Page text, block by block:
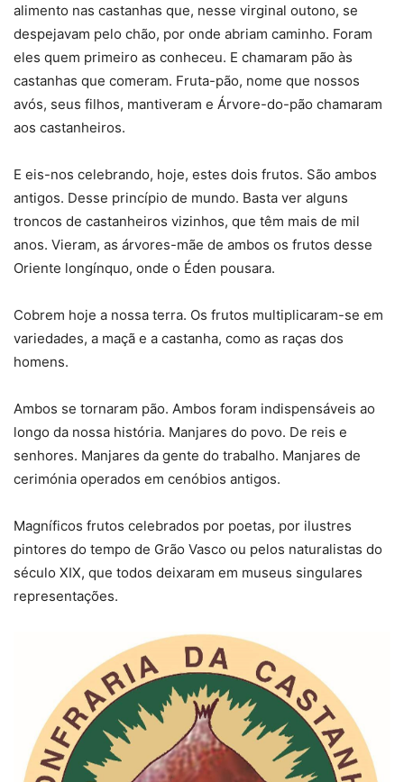
alimento nas castanhas que, nesse virginal outono, se
despejavam pelo chão, por onde abriam caminho. Foram
eles quem primeiro as conheceu. E chamaram pão às
castanhas que comeram. Fruta-pão, nome que nossos
avós, seus filhos, mantiveram e Árvore-do-pão chamaram
aos castanheiros.
E eis-nos celebrando, hoje, estes dois frutos. São ambos
antigos. Desse princípio de mundo. Basta ver alguns
troncos de castanheiros vizinhos, que têm mais de mil
anos. Vieram, as árvores-mãe de ambos os frutos desse
Oriente longínquo, onde o Éden pousara.
Cobrem hoje a nossa terra. Os frutos multiplicaram-se em
variedades, a maçã e a castanha, como as raças dos
homens.
Ambos se tornaram pão. Ambos foram indispensáveis ao
longo da nossa história. Manjares do povo. De reis e
senhores. Manjares da gente do trabalho. Manjares de
cerimónia operados em cenóbios antigos.
Magníficos frutos celebrados por poetas, por ilustres
pintores do tempo de Grão Vasco ou pelos naturalistas do
século XIX, que todos deixaram em museus singulares
representações.